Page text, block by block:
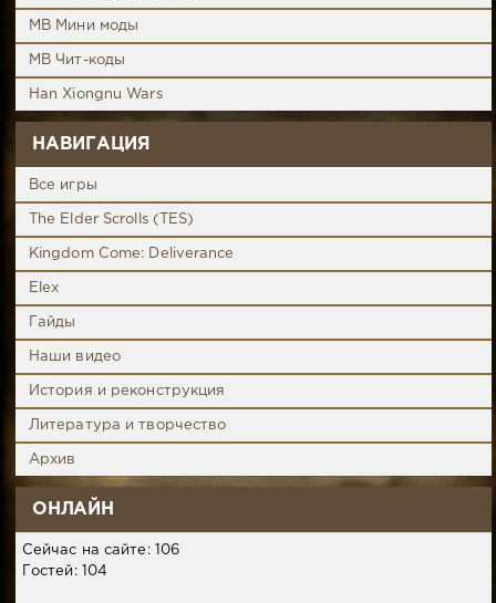
MB Мини моды
MB Чит-коды
Han Xiongnu Wars
НАВИГАЦИЯ
Все игры
The Elder Scrolls (TES)
Kingdom Come: Deliverance
Elex
Гайды
Наши видео
История и реконструкция
Литература и творчество
Архив
ОНЛАЙН
Сейчас на сайте: 106
Гостей: 104